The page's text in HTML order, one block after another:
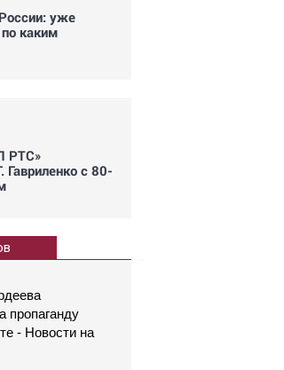
уже
каким
РТС»
Гавриленко с 80-
пропаганду
- Новости на